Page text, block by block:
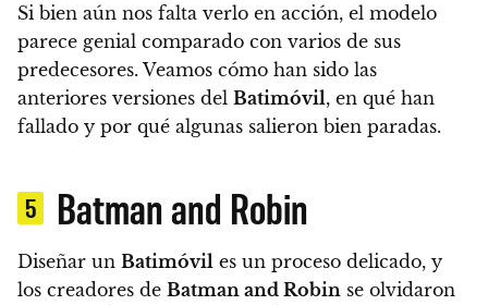
Si bien aún nos falta verlo en acción, el modelo
parece genial comparado con varios de sus
predecesores. Veamos cómo han sido las
anteriores versiones del Batimóvil, en qué han
fallado y por qué algunas salieron bien paradas.
5 Batman and Robin
Diseñar un Batimóvil es un proceso delicado, y
los creadores de Batman and Robin se olvidaron